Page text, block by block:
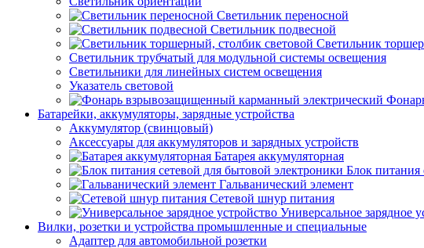
Светильник переносной
Светильник подвесной
Светильник
Светильник трубчатый для модульной системы освещения
Светильники для линейных систем освещения
Указатель световой
Батарейки, аккумуляторы, зарядные устройства
Аккумулятор (свинцовый)
Аксессуары для аккумуляторов и зарядных устройств
Батарея аккумуляторная
Блок питания
Гальванический элемент
Сетевой шнур питания
Универсальное зарядное
Вилки, розетки и устройства промышленные и специальные
Адаптер для автомобильной розетки